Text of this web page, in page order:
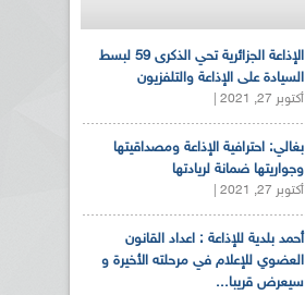
الإذاعة الجزائرية تحي الذكرى 59 لبسط
السيادة على الإذاعة والتلفزيون
أكتوبر 27, 2021 |
بغالي: احترافية الإذاعة ومصداقيتها
وجواريتها ضمانة لريادتها
أكتوبر 27, 2021 |
أحمد بلدية للإذاعة : اعداد القانون
العضوي للإعلام في مرحلته الأخيرة و
سيعرض قريبا...